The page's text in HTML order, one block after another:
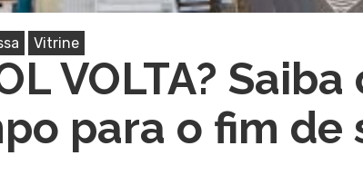
Vitrine
VOLTA?
para o fim de